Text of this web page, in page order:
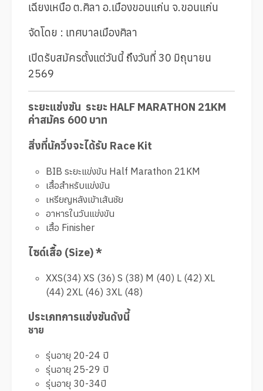
เฉียงเหนือ ต.ศิลา อ.เมืองขอนแก่น จ.ขอนแก่น
จัดโดย : เทศบาลเมืองศิลา
เปิดรับสมัครตั้งแต่วันนี้ ถึงวันที่ 30 มิถุนายน
2569
ระยะแข่งขัน ระยะ HALF MARATHON 21KM
ค่าสมัคร 600 บาท
สิ่งที่นักวิ่งจะได้รับ Race Kit
BIB ระยะแข่งขัน Half Marathon 21KM
เสื้อสำหรับแข่งขัน
เหรียญหลังเข้าเส้นชัย
อาหารในวันแข่งขัน
เสื้อ Finisher
ไซด์เสื้อ (Size) *
XXS(34) XS (36) S (38) M (40) L (42) XL
(44) 2XL (46) 3XL (48)
ประเภทการแข่งขันดังนี้
ชาย
รุ่นอายุ 20-24 ปี
รุ่นอายุ 25-29 ปี
รุ่นอายุ 30-34ปี